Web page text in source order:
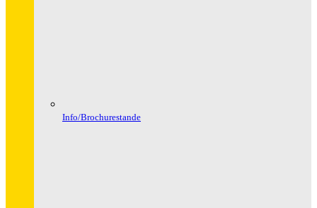
Info/Brochurestande